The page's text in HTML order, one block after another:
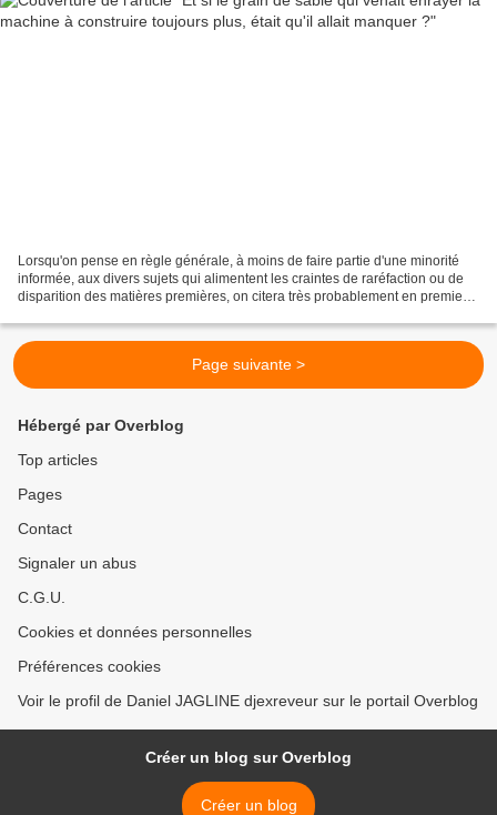
Lorsqu'on pense en règle générale, à moins de faire partie d'une minorité
informée, aux divers sujets qui alimentent les craintes de raréfaction ou de
disparition des matières premières, on citera très probablement en premier
Page suivante >
Hébergé par Overblog
Top articles
Pages
Contact
Signaler un abus
C.G.U.
Cookies et données personnelles
Préférences cookies
Voir le profil de Daniel JAGLINE djexreveur sur le portail Overblog
Créer un blog sur Overblog
Créer un blog